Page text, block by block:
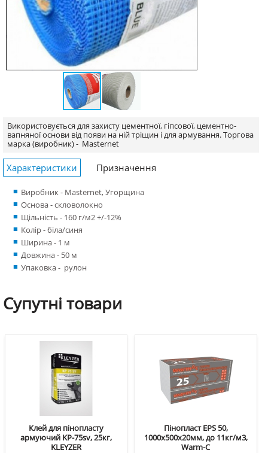
Використовується для захисту цементної, гіпсової, цементно-
вапняної основи від появи на ній тріщин і для армування.Торгова
марка (виробник) - Masternet
Характеристики Призначення
Виробник - Masternet, Угорщина
Основа - скловолокно
Щільність - 160 г/м2 +/-12%
Колір - біла/синя
Ширина - 1 м
Довжина - 50 м
Упаковка - рулон
Супутні товари
Клей для пінопласту
армуючий KP-75sv, 25кг,
KLEYZER
Пінопласт EPS 50,
1000х500х20мм, до 11кг/м3,
Warm-C